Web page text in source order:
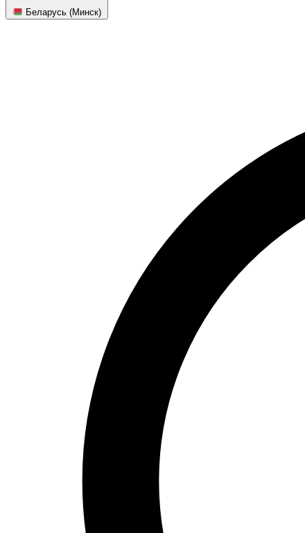
Беларусь (Минск)